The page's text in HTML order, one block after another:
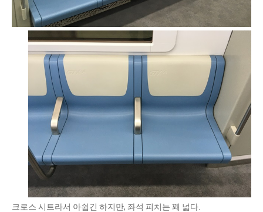
크로스 시트라서 아쉽긴 하지만, 좌석 피치는 꽤 넓다.